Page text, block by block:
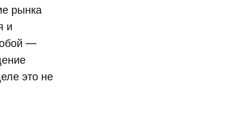
рынка
и
—
это не